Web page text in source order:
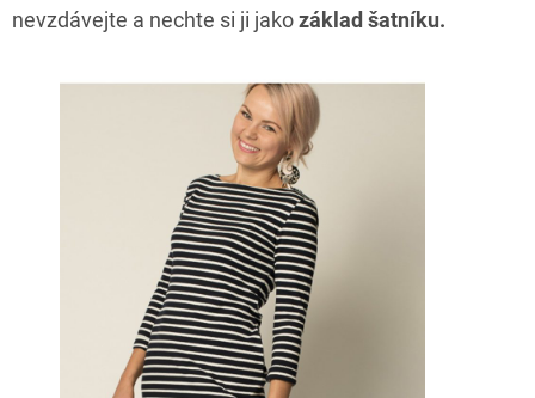
nevzdávejte a nechte si ji jakozáklad šatníku.